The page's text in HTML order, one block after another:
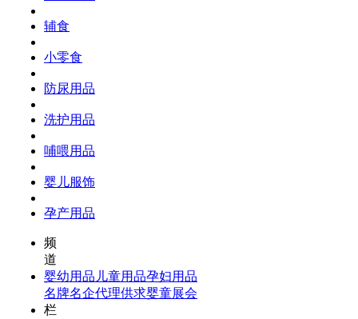
辅食
小零食
防尿用品
洗护用品
哺喂用品
婴儿服饰
孕产用品
频
道
婴幼用品 儿童用品孕妇用品
名牌名企代理供求婴童展会
栏